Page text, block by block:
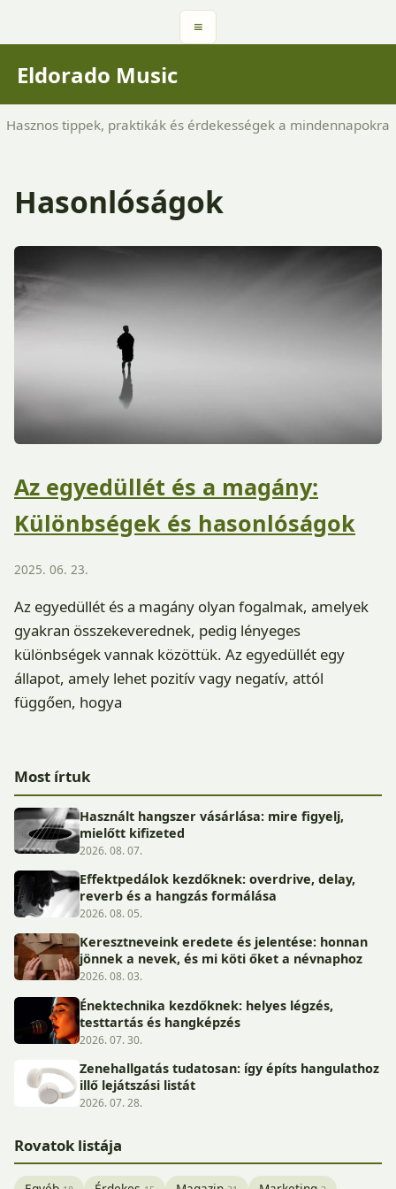
≡
Eldorado Music
Hasznos tippek, praktikák és érdekességek a mindennapokra
Hasonlóságok
Az egyedüllét és a magány:
Különbségek és hasonlóságok
2025. 06. 23.
Az egyedüllét és a magány olyan fogalmak, amelyek
gyakran összekeverednek, pedig lényeges
különbségek vannak közöttük. Az egyedüllét egy
állapot, amely lehet pozitív vagy negatív, attól
függően, hogya
Most írtuk
Használt hangszer vásárlása: mire figyelj,
mielőtt kifizeted
2026. 08. 07.
Effektpedálok kezdőknek: overdrive, delay,
reverb és a hangzás formálása
2026. 08. 05.
Keresztneveink eredete és jelentése: honnan
jönnek a nevek, és mi köti őket a névnaphoz
2026. 08. 03.
Énektechnika kezdőknek: helyes légzés,
testtartás és hangképzés
2026. 07. 30.
Zenehallgatás tudatosan: így építs hangulathoz
illő lejátszási listát
2026. 07. 28.
Rovatok listája